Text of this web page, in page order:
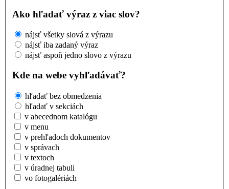
Ako hľadať výraz z viac slov?
nájsť všetky slová z výrazu
nájsť iba zadaný výraz
nájsť aspoň jedno slovo z výrazu
Kde na webe vyhľadávať?
hľadať bez obmedzenia
hľadať v sekciách
v abecednom katalógu
v menu
v prehľadoch dokumentov
v správach
v textoch
v úradnej tabuli
vo fotogalériách